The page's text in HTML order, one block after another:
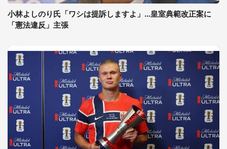
小林よしのり氏「ワシは提訴しますよ」...皇室典範改正案に
「憲法違反」主張